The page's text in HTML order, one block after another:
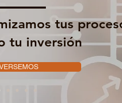
tus
tu inversión